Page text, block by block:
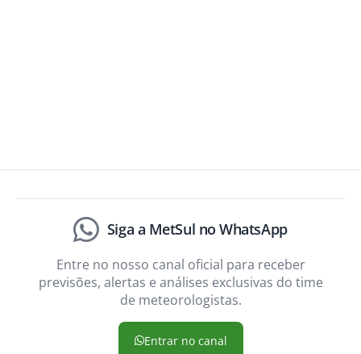
Siga a MetSul no WhatsApp
Entre no nosso canal oficial para receber
previsões, alertas e análises exclusivas do time
de meteorologistas.
Entrar no canal